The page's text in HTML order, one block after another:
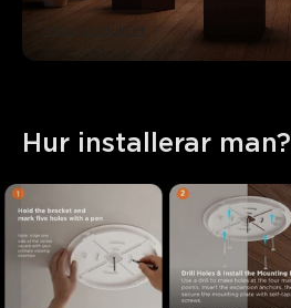
Visa produkter
Hur installerar man?